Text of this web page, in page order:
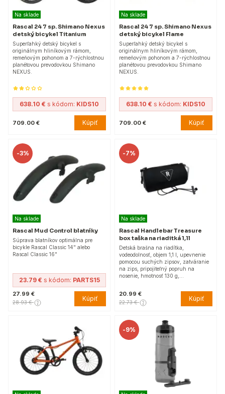
Na sklade
Rascal 24 7 sp. Shimano Nexus
detský bicykel Titanium
Superľahký detský bicykel s
originálnym hliníkovým rámom,
remeňovým pohonom a 7-rýchlostnou
planétovou prevodovkou Shimano
NEXUS.
638.10 € s kódom: KIDS10
709.00 € Kúpiť
Na sklade
Rascal 24 7 sp. Shimano Nexus
detský bicykel Flame
Superľahký detský bicykel s
originálnym hliníkovým rámom,
remeňovým pohonom a 7-rýchlostnou
planétovou prevodovkou Shimano
NEXUS.
638.10 € s kódom: KIDS10
709.00 € Kúpiť
-3%
Na sklade
Rascal Mud Control blatníky
Súprava blatníkov optimálna pre
bicykle Rascal Classic 14" alebo
Rascal Classic 16"
23.79 € s kódom: PARTS15
27.99 €
28.93 € Kúpiť
-7%
Na sklade
Rascal Handlebar Treasure
box taška na riaditká 1,1l
Detská brašna na riadítka,
vodeodolnosť, objem 1,1 l, upevnenie
pomocou suchých zipsov, zatváranie
na zips, pripojiteľný popruh na
nosenie, hmotnosť 130 g,…
20.99 €
22.73 € Kúpiť
-9%